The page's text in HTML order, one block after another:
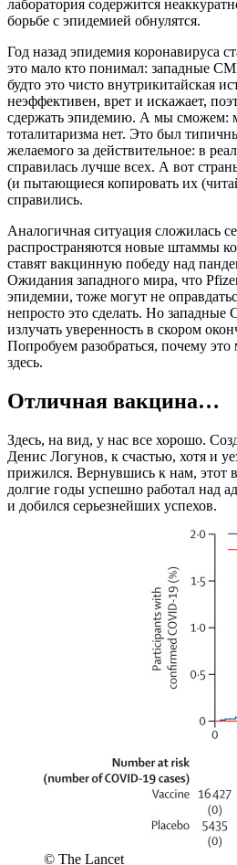
лаборатория содержится
борьбе с эпидемией обнулятся.
Год назад эпидемия коронавируса
это мало кто понимал: западные
будто это чисто внутрикитайская
неэффективен, врет и искажает,
сдержать эпидемию. А мы сможем:
тоталитаризма нет. Это был
желаемого за действительное: в
справилась лучше всех. А вот
(и пытающиеся копировать их
справились.
Аналогичная ситуация сложилась
распространяются новые штаммы
ставят вакцинную победу над
Ожидания западного мира, что
эпидемии, тоже могут не
непросто это сделать. Но
излучать уверенность в скором
Попробуем разобраться, почему
здесь.
Отличная вакцина…
Здесь, на вид, у нас все хорошо.
Денис Логунов, к счастью, хотя и
прижился. Вернувшись к нам, этот
долгие годы успешно работал над
и добился серьезнейших успехов.
© The Lancet